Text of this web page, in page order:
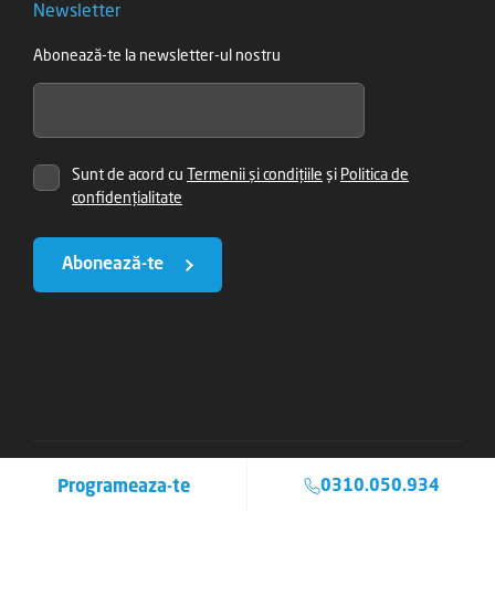
Programeaza-te 0310.050.934
Newsletter
Abonează-te la newsletter-ul nostru
Sunt de acord cu Termenii și condițiile și Politica de
confidențialitate
Abonează-te